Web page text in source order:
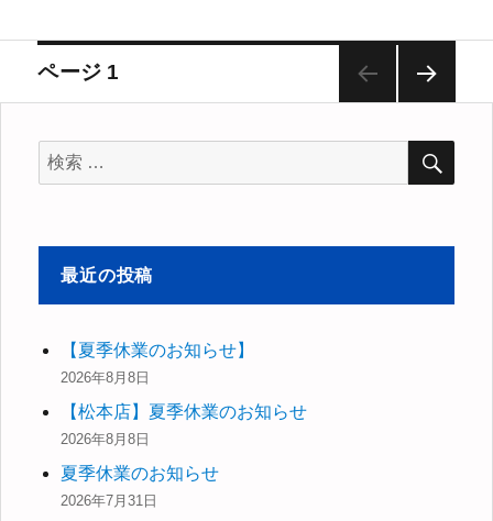
ー
投
ナ
ゲ
ー
シ
ョ
ン
ページ 1
検
索
象:
検
最近の投稿
【夏季休業のお知らせ】
2026年8月8日
【松本店】夏季休業のお知らせ
2026年8月8日
夏季休業のお知らせ
2026年7月31日